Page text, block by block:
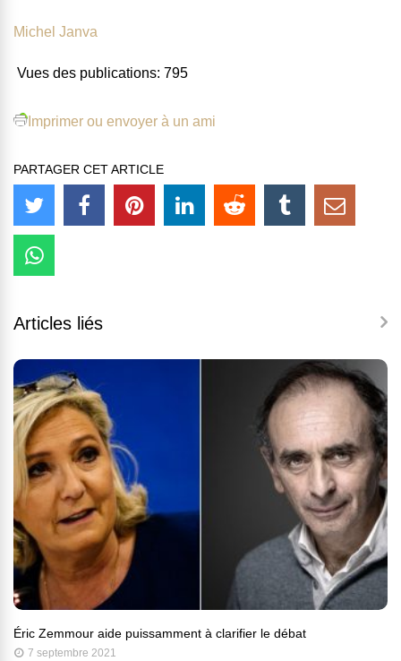
Michel Janva
Vues des publications: 795
Imprimer ou envoyer à un ami
PARTAGER CET ARTICLE
Articles liés
Éric Zemmour aide puissamment à clarifier le débat
7 septembre 2021